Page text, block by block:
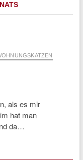
als es mir
hat man
da…